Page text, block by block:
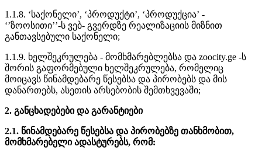
1.1.8. ‘საქონელი’, ‘პროდუქტი’, ‘პროდუქცია’ -
‘’ზოოსითი’’-ს ვებ- გვერდზე რეალიზაციის მიზნით
განთავსებული საქონელი;
1.1.9. ხელშეკრულება - მომხმარებლებსა და zoocity.ge -ს
შორის გაფორმებული ხელშეკრულება, რომელიც
მოიცავს წინამდებარე წესებსა და პირობებს და მის
დანართებს, ასეთის არსებობის შემთხვევაში;
2. განცხადებები და გარანტიები
2.1. წინამდებარე წესებსა და პირობებზე თანხმობით,
მომხმარებელი ადასტურებს, რომ: